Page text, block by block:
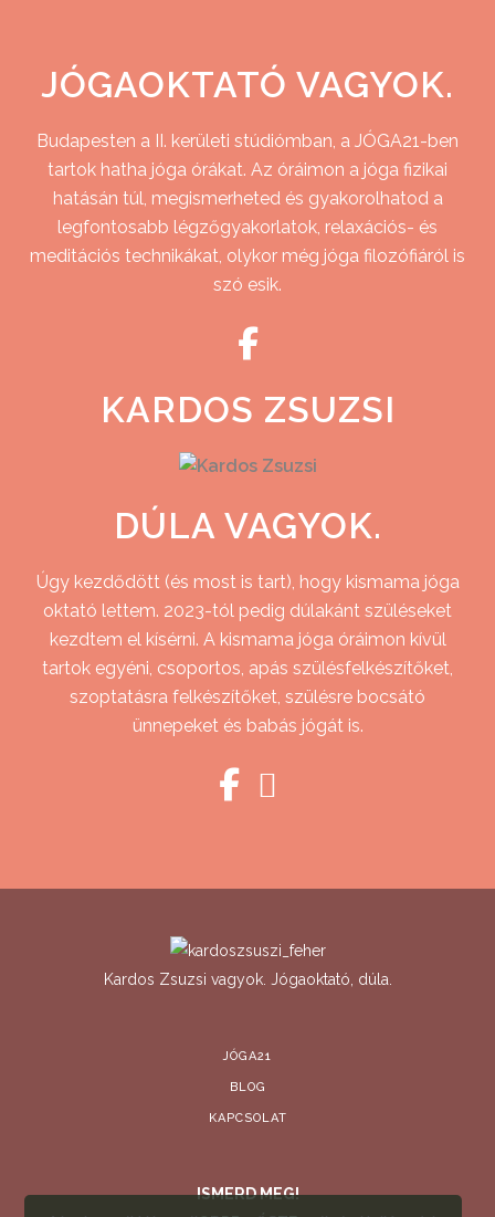
JÓGAOKTATÓ VAGYOK.
Budapesten a II. kerületi stúdiómban, a JÓGA21-ben
tartok hatha jóga órákat. Az óráimon a jóga fizikai
hatásán túl, megismerheted és gyakorolhatod a
legfontosabb légzőgyakorlatok, relaxációs- és
meditációs technikákat, olykor még jóga filozófiáról is
szó esik.
KARDOS ZSUZSI
DÚLA VAGYOK.
Úgy kezdődött (és most is tart), hogy kismama jóga
oktató lettem. 2023-tól pedig dúlakánt szüléseket
kezdtem el kísérni. A kismama jóga óráimon kívül
tartok egyéni, csoportos, apás szülésfelkészítőket,
szoptatásra felkészítőket, szülésre bocsátó
ünnepeket és babás jógát is.
Kardos Zsuzsi vagyok. Jógaoktató, dúla.
JÓGA21
BLOG
KAPCSOLAT
ISMERD MEG!